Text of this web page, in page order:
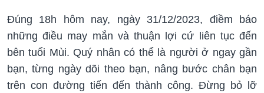
Đúng 18h hôm nay, ngày 31/12/2023, điềm báo
những điều may mắn và thuận lợi cứ liên tục đến
bên tuổi Mùi. Quý nhân có thể là người ở ngay gần
bạn, từng ngày dõi theo bạn, nâng bước chân bạn
trên con đường tiến đến thành công. Đừng bỏ lỡ